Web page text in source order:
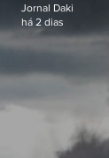
Jornal Daki
há 2 dias